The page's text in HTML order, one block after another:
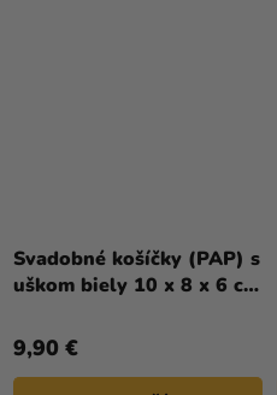
Svadobné košíčky (PAP) s
uškom biely 10 x 8 x 6 cm
9,90 €